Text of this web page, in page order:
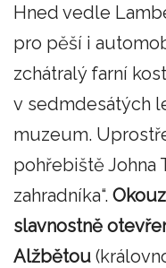
Hned vedle
pro pěší i
zchátralý farní
v sedmdesátých
muzeum.
pohřebiště Johna
zahradníka“.
slavnostně
Alžbětou